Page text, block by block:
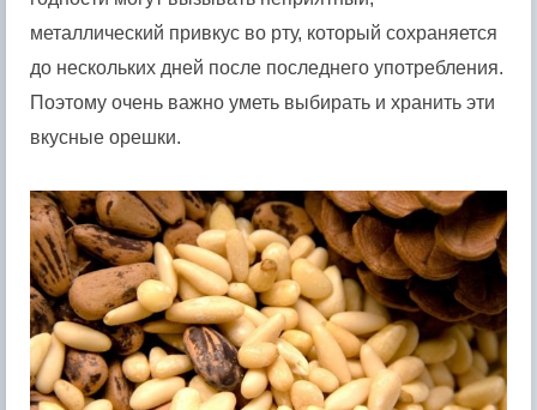
металлический привкус во рту, который сохраняется
до нескольких дней после последнего употребления.
Поэтому очень важно уметь выбирать и хранить эти
вкусные орешки.